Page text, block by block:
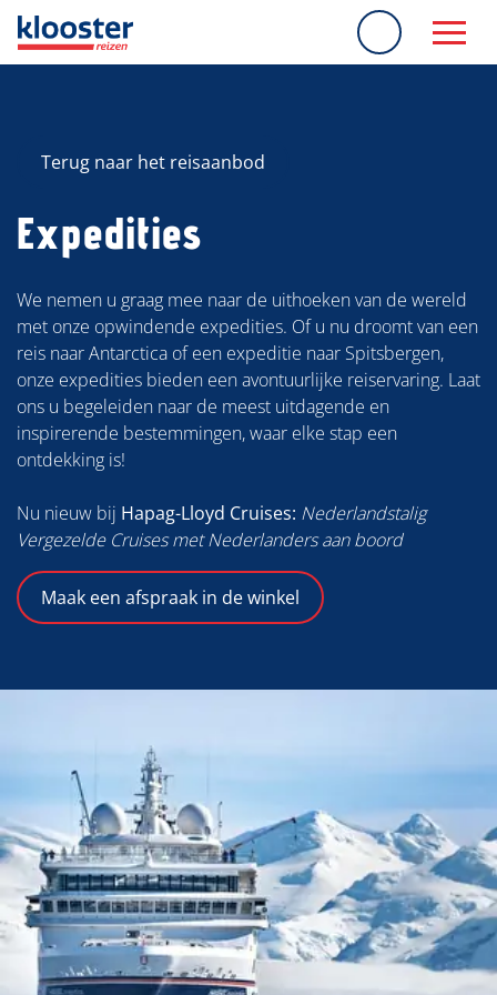
overslaan
Terug naar het reisaanbod
Expedities
We nemen u graag mee naar de uithoeken van de wereld
met onze opwindende expedities. Of u nu droomt van een
reis naar Antarctica of een expeditie naar Spitsbergen,
onze expedities bieden een avontuurlijke reiservaring. Laat
ons u begeleiden naar de meest uitdagende en
inspirerende bestemmingen, waar elke stap een
ontdekking is!
Nu nieuw bij Hapag-Lloyd Cruises: Nederlandstalig
Vergezelde Cruises met Nederlanders aan boord
Maak een afspraak in de winkel